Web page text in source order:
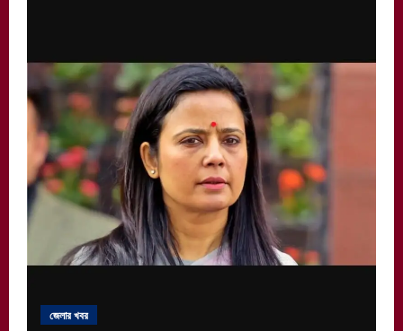
জেলার খবর